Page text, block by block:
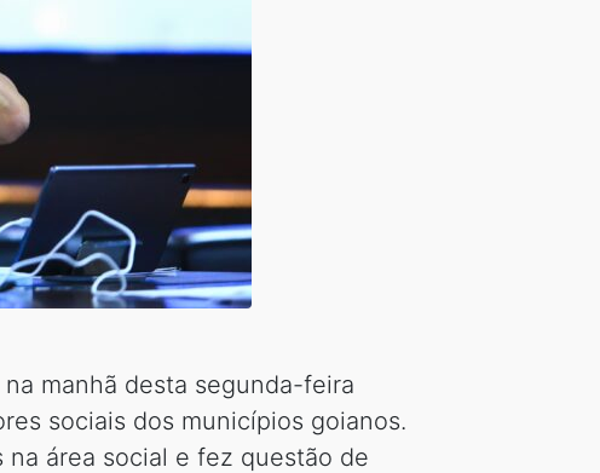
manhã desta segunda-feira
sociais dos municípios goianos.
área social e fez questão de